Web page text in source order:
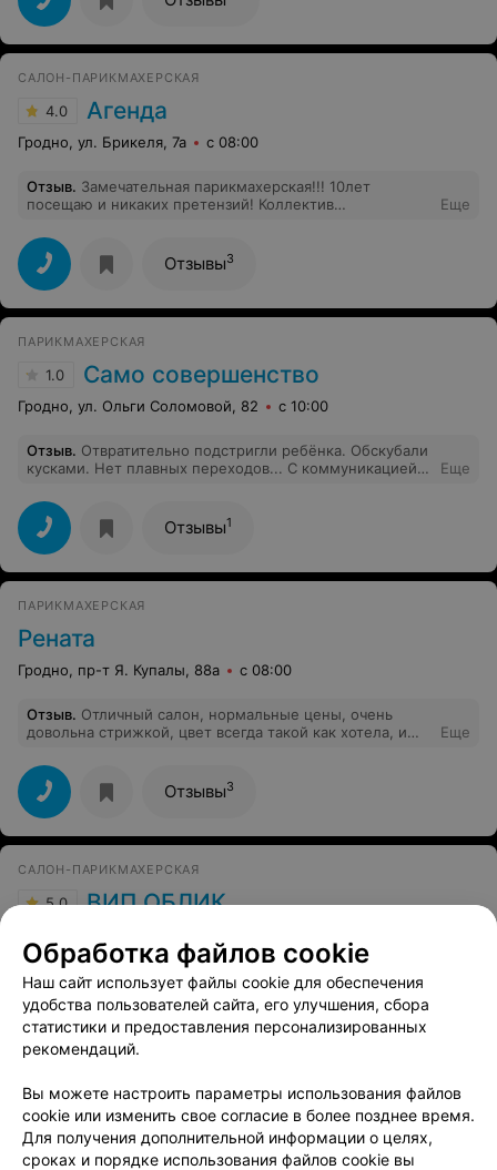
САЛОН-ПАРИКМАХЕРСКАЯ
4.0 Агенда
Гродно, ул. Брикеля, 7а с 08:00
Отзыв. Замечательная парикмахерская!!! 10лет
посещаю и никаких претензий! Коллектив
Хочу выразить свою безмерную благодарность за
хорошую работу Юленьке! Всегда хорошо подбирает
цвет в окраске волос,стрижку! Спасибо Юлия!,спасибо
за творческий подход к работе, доброе, внимательное
отношение к клиентам. Всегда выхожу от нее с
какую-нибудь изюминку в свою работу.Это очень
приятно!!! Спасибо за высокий уровень работы!!всем
рекомендую!!
Еще
Отзывы3
ПАРИКМАХЕРСКАЯ
1.0 Само совершенство
Гродно, ул. Ольги Соломовой, 82 с 10:00
Отзыв. Отвратительно подстригли ребёнка. Обскубали
кусками. Нет плавных переходов... С коммуникацией
Еще
Отзывы1
ПАРИКМАХЕРСКАЯ
Рената
Гродно, пр-т Я. Купалы, 88а с 08:00
Отзыв. Отличный салон, нормальные цены, очень
довольна стрижкой, цвет всегда такой как хотела, и
Еще
Отзывы3
САЛОН-ПАРИКМАХЕРСКАЯ
5.0 ВИП ОБЛИК
Отзыв. Очень благодарна мастеру Анастасии за
прекрасно выполненную работу! Время, проведенное
в процессе биозавивки прошло незаметно, а самое
главное, в приятной доброжелательной атмосфере!
Результат-превосходный! Была здесь впервые и очень
Показать ещё 25
Обработка файлов cookie
Наш сайт использует файлы cookie для обеспечения
удобства пользователей сайта, его улучшения, сбора
статистики и предоставления персонализированных
рекомендаций.
Вы можете настроить параметры использования файлов
cookie или изменить свое согласие в более позднее время.
Для получения дополнительной информации о целях,
сроках и порядке использования файлов cookie вы